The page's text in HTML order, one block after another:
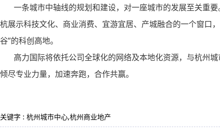
一条城市中轴线的规划和建设，对一座城市的发展至关重
杭展示科技文化、商业消费、宜游宜居、产城融合的一个窗口
谷”的科创高地。
高力国际将依托公司全球化的网络及本地化资源，与杭州
倾尽专业力量，加速奔跑，合作共赢。
关键字 : 杭州城市中心,杭州商业地产